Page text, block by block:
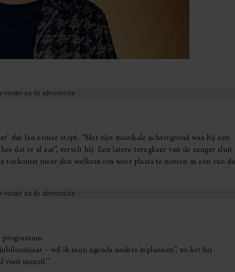
dat Jan ermee stopt. “Met zijn muzikale achtergrond was hij een
dat er al zat”, vertelt hij. Een latere terugkeer van de zanger sluit
meer dan welkom om weer plaats te nemen in een van de
– wil ik mijn agenda anders inplannen”, zo liet hij
voor mezelf.”